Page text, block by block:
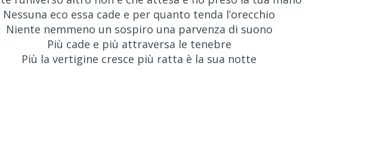
Nessuna eco essa cade e per quanto tenda l’orecchio
Niente nemmeno un sospiro una parvenza di suono
Più cade e più attraversa le tenebre
Più la vertigine cresce più ratta è la sua notte